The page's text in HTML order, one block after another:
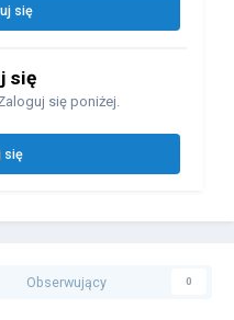
się
się
się poniżej.
się
Obserwujący 0